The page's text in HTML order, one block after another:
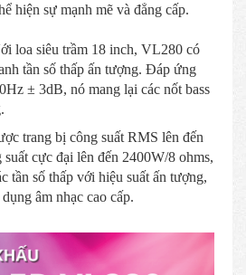
hiện sự mạnh mẽ và đẳng cấp.
loa siêu trầm 18 inch, VL280 có
tần số thấp ấn tượng. Đáp ứng
± 3dB, nó mang lại các nốt bass
trang bị công suất RMS lên đến
cực đại lên đến 2400W/8 ohms,
tần số thấp với hiệu suất ấn tượng,
âm nhạc cao cấp.